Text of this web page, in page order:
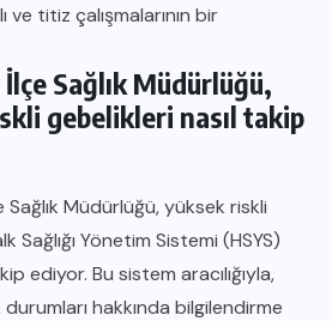
ve titiz çalışmalarının bir
Sağlık Müdürlüğü,
gebelikleri nasıl takip
Müdürlüğü, yüksek riskli
Sağlığı Yönetim Sistemi (HSYS)
ediyor. Bu sistem aracılığıyla,
hakkında bilgilendirme